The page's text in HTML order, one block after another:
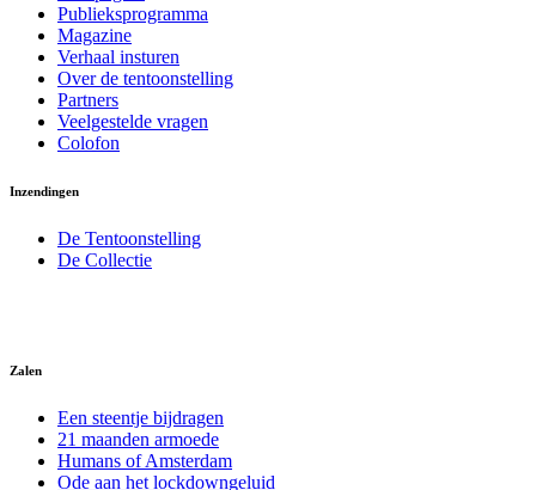
Publieksprogramma
Magazine
Verhaal insturen
Over de tentoonstelling
Partners
Veelgestelde vragen
Colofon
Inzendingen
De Tentoonstelling
De Collectie
Zalen
Een steentje bijdragen
21 maanden armoede
Humans of Amsterdam
Ode aan het lockdowngeluid